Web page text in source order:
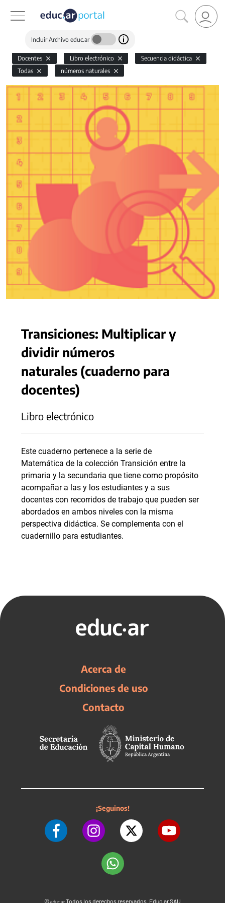
Incluir Archivo educ.ar
Docentes Libro electrónico
Secuencia didáctica
Todas
números naturales
Transiciones: Multiplicar y
dividir números
naturales (cuaderno para
docentes)
Libro electrónico
Este cuaderno pertenece a la serie de
Matemática de la colección Transición entre la
primaria y la secundaria que tiene como propósito
acompañar a las y los estudiantes y a sus
docentes con recorridos de trabajo que pueden ser
abordados en ambos niveles con la misma
perspectiva didáctica. Se complementa con el
cuadernillo para estudiantes.
Acerca de
Condiciones de uso
Contacto
¡Seguinos!
©educ.arTodos los derechos reservados. Educ.ar SAU